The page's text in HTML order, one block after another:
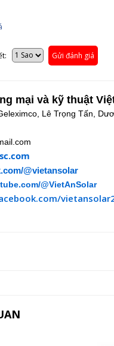
Gửi đánh giá
mại và kỹ thuật
Lê Trọng Tấn,
@vietansolar
@VietAnSolar